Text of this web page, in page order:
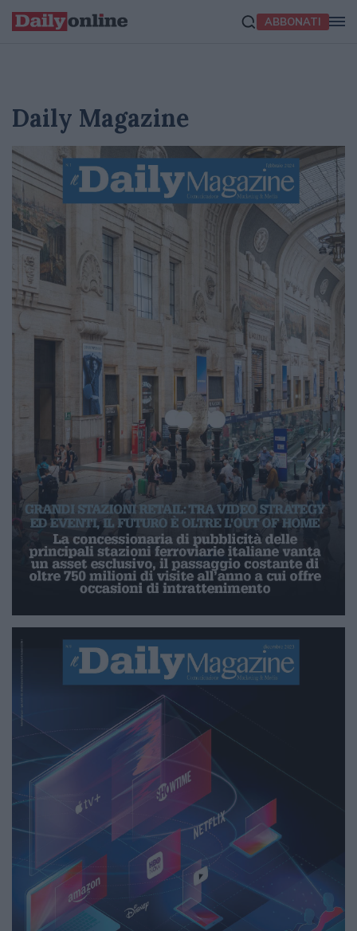
ABBONATI
Daily Magazine